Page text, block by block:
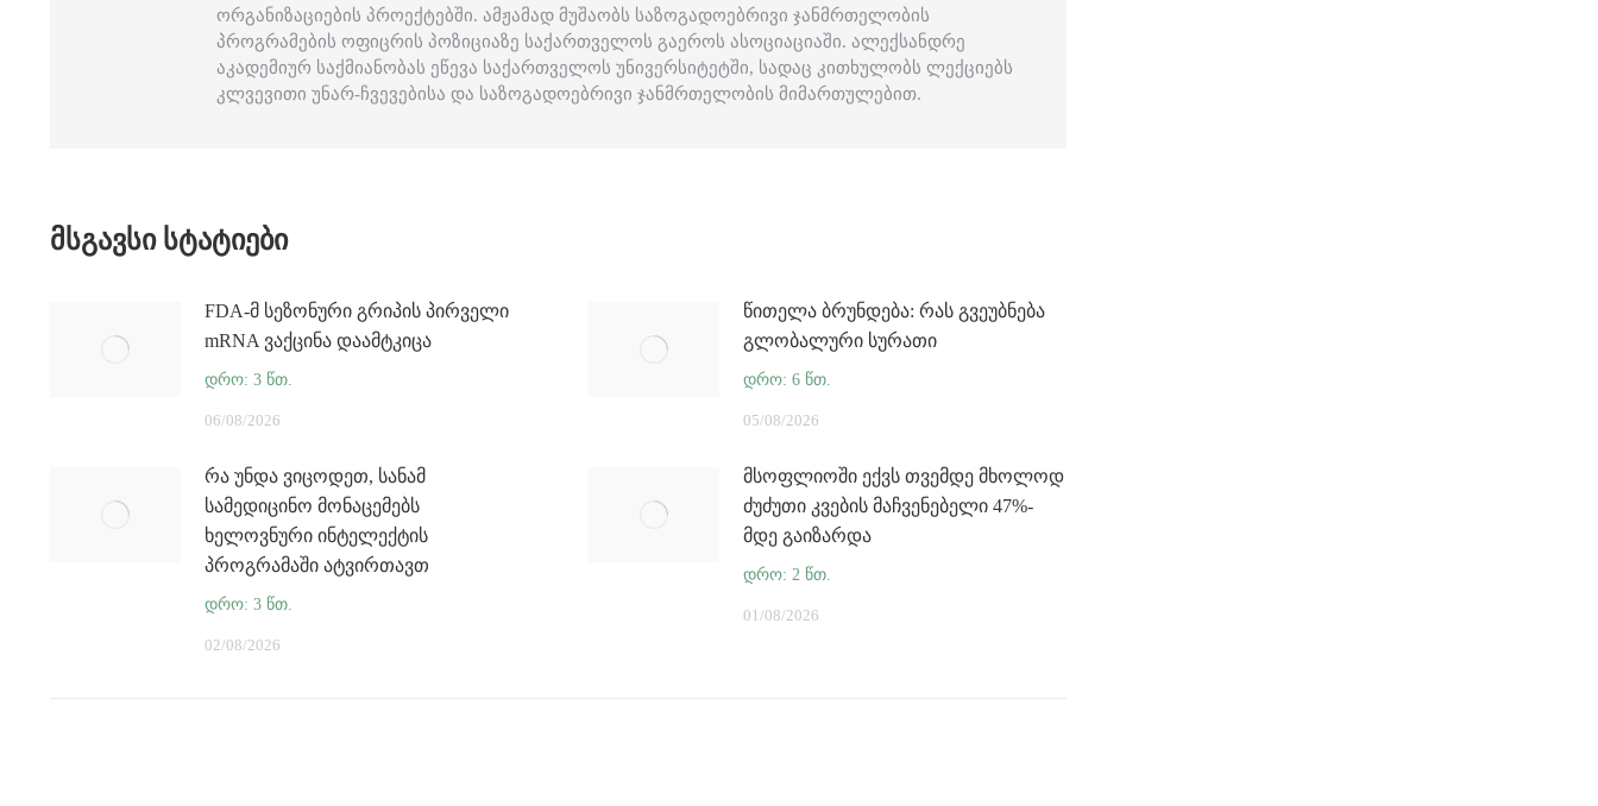
ორგანიზაციების პროექტებში. ამჟამად მუშაობს საზოგადოებრივი ჯანმრთელობის
პროგრამების ოფიცრის პოზიციაზე საქართველოს გაეროს ასოციაციაში. ალექსანდრე
აკადემიურ საქმიანობას ეწევა საქართველოს უნივერსიტეტში, სადაც კითხულობს ლექციებს
კლვევითი უნარ-ჩვევებისა და საზოგადოებრივი ჯანმრთელობის მიმართულებით.
ᲛᲡᲒᲐᲕᲡᲘ ᲡᲢᲐᲢᲘᲔᲑᲘ
FDA-მ სეზონური გრიპის პირველი
mRNA ვაქცინა დაამტკიცა
06/08/2026
წითელა ბრუნდება: რას გვეუბნება
გლობალური სურათი
05/08/2026
რა უნდა ვიცოდეთ, სანამ
სამედიცინო მონაცემებს
ხელოვნური ინტელექტის
პროგრამაში ატვირთავთ
02/08/2026
მსოფლიოში ექვს თვემდე მხოლოდ
ძუძუთი კვების მაჩვენებელი 47%-
მდე გაიზარდა
01/08/2026